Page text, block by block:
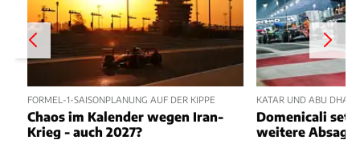
FORMEL-1-SAISONPLANUNG AUF DER KIPPE
Chaos im Kalender wegen Iran-
Krieg - auch 2027?
KATAR UND ABU DHABI
Domenicali
weitere